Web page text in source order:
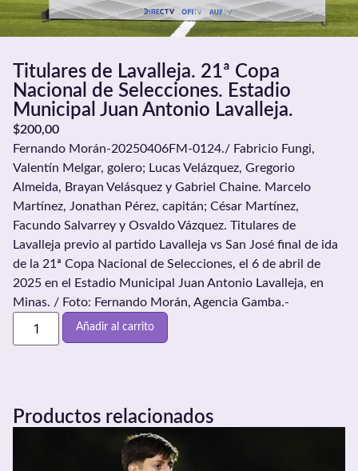
Titulares de Lavalleja. 21ª Copa
Nacional de Selecciones. Estadio
Municipal Juan Antonio Lavalleja.
$200,00
Fernando Morán-20250406FM-0124./ Fabricio Fungi,
Valentín Melgar, golero; Lucas Velázquez, Gregorio
Almeida, Brayan Velásquez y Gabriel Chaine. Marcelo
Martínez, Jonathan Pérez, capitán; César Martínez,
Facundo Salvarrey y Osvaldo Vázquez. Titulares de
Lavalleja previo al partido Lavalleja vs San José final de ida
de la 21ª Copa Nacional de Selecciones, el 6 de abril de
2025 en el Estadio Municipal Juan Antonio Lavalleja, en
Minas. / Foto: Fernando Morán, Agencia Gamba.-
Añadir al carrito
Productos relacionados